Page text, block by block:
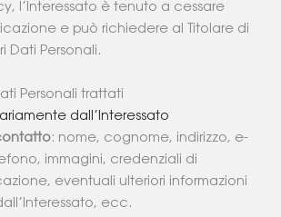
l’Interessato è tenuto a cessare
e può richiedere al Titolare di
Dati Personali.
Personali trattati
dall’Interessato
: nome, cognome, indirizzo, e-
immagini, credenziali di
eventuali ulteriori informazioni
ecc.